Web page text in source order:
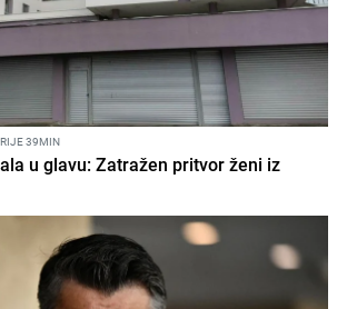
39MIN
u glavu: Zatražen pritvor ženi iz